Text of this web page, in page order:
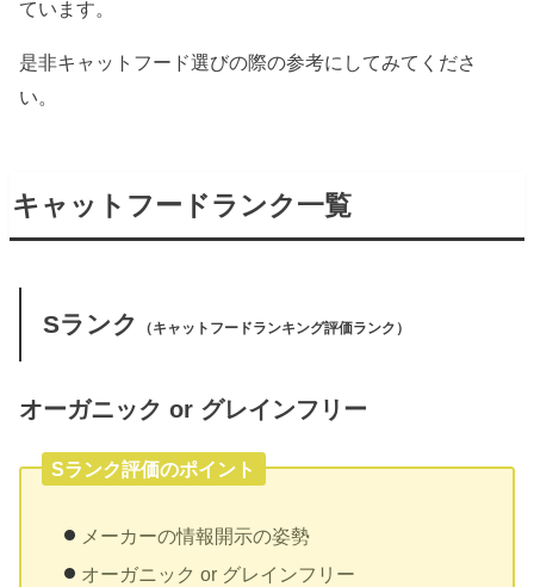
ています。
是非キャットフード選びの際の参考にしてみてくださ
い。
キャットフードランク一覧
Sランク （キャットフードランキング評価ランク）
オーガニック or グレインフリー
Sランク評価のポイント
メーカーの情報開示の姿勢
オーガニック or グレインフリー